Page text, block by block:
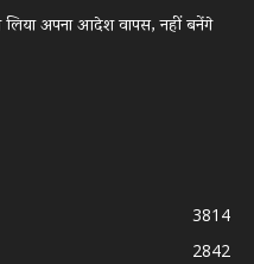
अपना आदेश वापस, नहीं बनेंगे
3814
2842